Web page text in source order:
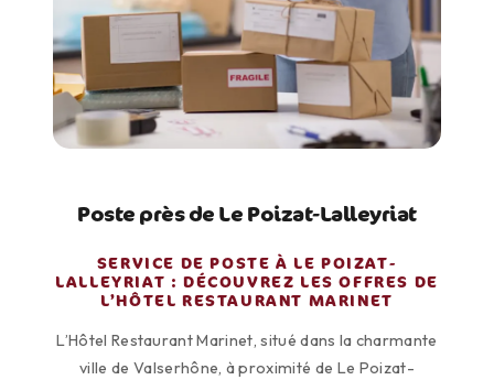
Poste près de Le Poizat-Lalleyriat
SERVICE DE POSTE À LE POIZAT-
LALLEYRIAT : DÉCOUVREZ LES OFFRES DE
L’HÔTEL RESTAURANT MARINET
L’Hôtel Restaurant Marinet, situé dans la charmante
ville de Valserhône, à proximité de Le Poizat-